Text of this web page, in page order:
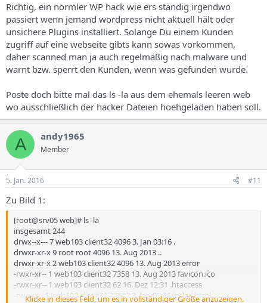
Richtig, ein normler WP hack wie ers ständig irgendwo
passiert wenn jemand wordpress nicht aktuell hält oder
unsichere Plugins installiert. Solange Du einem Kunden
zugriff auf eine webseite gibts kann sowas vorkommen,
daher scanned man ja auch regelmäßig nach malware und
warnt bzw. sperrt den Kunden, wenn was gefunden wurde.
Poste doch bitte mal das ls -la aus dem ehemals leeren web
wo ausschließlich der hacker Dateien hoehgeladen haben soll.
A andy1965
Member
5. Jan. 2016 #11
Zu Bild 1:
[root@srv05 web]# ls -la
insgesamt 244
drwx--x--- 7 web103 client32 4096 3. Jan 03:16 .
drwxr-xr-x 9 root root 4096 13. Aug 2013 ..
drwxr-xr-x 2 web103 client32 4096 13. Aug 2013 error
-rwxr-xr-- 1 web103 client32 7358 13. Aug 2013 favicon.ico
-rwxr-xr-- 1 web103 client32 62 16. Dez 12:31 .htaccess
-rw-r--r-- 1 web103 client32 27527 3. Jan 03:16 index.html
Klicke in dieses Feld, um es in vollständiger Größe anzuzeigen.